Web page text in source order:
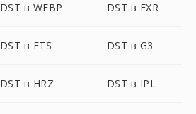
DST в WEBP DST в EXR
DST в FTS DST в G3
DST в HRZ DST в IPL